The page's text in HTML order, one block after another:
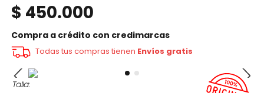
$ 450.000
Compra a crédito con credimarcas
Todas tus compras tienen Envíos gratis
Talla